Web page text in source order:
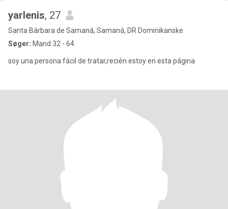
yarlenis, 27
Santa Bárbara de Samaná, Samaná, DR Dominikanske
Søger: Mand 32 - 64
soy una persona fácil de tratar,recién estoy en esta página